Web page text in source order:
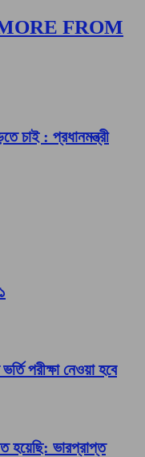
FROM
চাই : প্রধানমন্ত্রী
পরীক্ষা নেওয়া হবে
হয়েছি: ভারপ্রাপ্ত